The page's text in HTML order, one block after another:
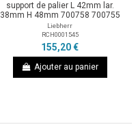
support de palier L 42mm lar.
38mm H 48mm 700758 700755
Liebherr
RCH0001545
155,20 €
Ajouter au panier